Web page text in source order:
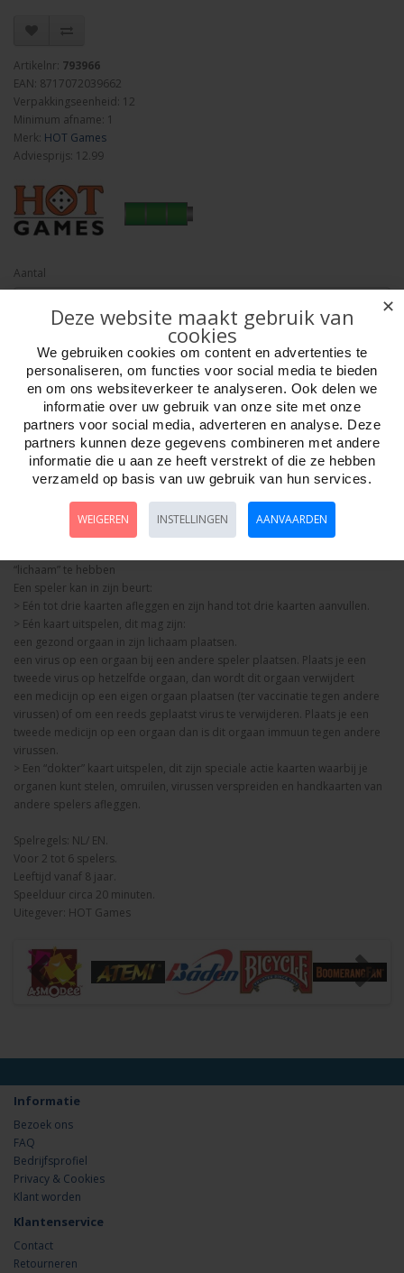
Artikelnr: 793966
EAN: 8717072039662
Verpakkingseenheid: 12
Minimum afname: 1
Merk: HOT Games
Adviesprijs: 12.99
Aantal
Bestellen
Omschrijving Foto hoge resolutie Media Details
ViRUS! - het meest besmettelijke kaartspel. NL/ EN
Er wordt alarm geslagen in het ziekenhuis zodra het laboratorium er -iets
te laat- achter komt dat de viruscontainers niet zo leeg waren als ze
virussen te vernietigen, en een gezond lichaam zonder virussen te krijgen.
Voorkom de verspreiding van deze verschrikkelijke virussen.
“lichaam” te hebben
Een speler kan in zijn beurt:
> Eén tot drie kaarten afleggen en zijn hand tot drie kaarten aanvullen.
> Eén kaart uitspelen, dit mag zijn:
een gezond orgaan in zijn lichaam plaatsen.
een virus op een orgaan bij een andere speler plaatsen. Plaats je een
tweede virus op hetzelfde orgaan, dan wordt dit orgaan verwijdert
een medicijn op een eigen orgaan plaatsen (ter vaccinatie tegen andere
virussen) of om een reeds geplaatst virus te verwijderen. Plaats je een
tweede medicijn op een orgaan dan is dit orgaan immuun tegen andere
virussen.
> Een “dokter” kaart uitspelen, dit zijn speciale actie kaarten waarbij je
organen kunt stelen, omruilen, virussen verspreiden en handkaarten van
andere spelers afleggen.
Spelregels: NL/ EN.
Voor 2 tot 6 spelers.
Leeftijd vanaf 8 jaar.
Speelduur circa 20 minuten.
Uitegever: HOT Games
Informatie
Bezoek ons
FAQ
Bedrijfsprofiel
Privacy & Cookies
Klant worden
Klantenservice
Contact
Retourneren
✕
Deze website maakt gebruik van
cookies
We gebruiken cookies om content en advertenties te
personaliseren, om functies voor social media te bieden
en om ons websiteverkeer te analyseren. Ook delen we
informatie over uw gebruik van onze site met onze
partners voor social media, adverteren en analyse. Deze
partners kunnen deze gegevens combineren met andere
informatie die u aan ze heeft verstrekt of die ze hebben
verzameld op basis van uw gebruik van hun services.
WEIGEREN INSTELLINGEN AANVAARDEN